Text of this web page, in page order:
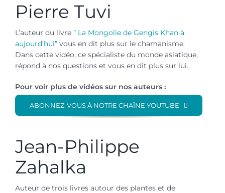
Pierre Tuvi
L’auteur du livre ” La Mongolie de Gengis Khan à
aujourd’hui”vous en dit plus sur le chamanisme.
Dans cette vidéo, ce spécialiste du monde asiatique,
répond à nos questions et vous en dit plus sur lui.
Pour voir plus de vidéos sur nos auteurs :
ABONNEZ-VOUS À NOTRE CHAÎNE YOUTUBE
Jean-Philippe
Zahalka
Auteur de trois livres autour des plantes et de